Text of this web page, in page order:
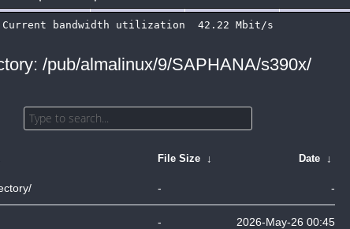
/pub/almalinux/9/SAPHANA/s390x/
File Size ↓ Date ↓
- -
- 2026-May-26 00:45